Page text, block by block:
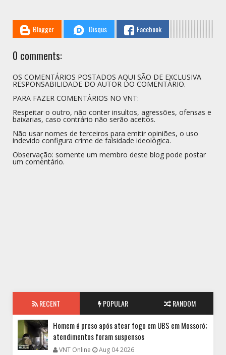
Blogger Disqus Facebook
0 comments:
OS COMENTÁRIOS POSTADOS AQUI SÃO DE EXCLUSIVA
RESPONSABILIDADE DO AUTOR DO COMENTÁRIO.
PARA FAZER COMENTÁRIOS NO VNT:
Respeitar o outro, não conter insultos, agressões, ofensas e
baixarias, caso contrário não serão aceitos.
Não usar nomes de terceiros para emitir opiniões, o uso
indevido configura crime de falsidade ideológica.
Observação: somente um membro deste blog pode postar
um comentário.
RECENT POPULAR RANDOM
Homem é preso após atear fogo em UBS em Mossoró;
atendimentos foram suspensos
VNT Online Aug 04 2026